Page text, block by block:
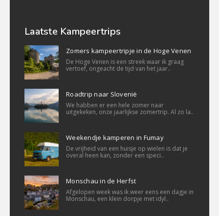
Laatste Kampeertrips
Zomers kampeertripje in de Hoge Venen
De Hoge Venen is een streek waar ik graag
vertoef, ongeacht de tijd van het jaar..
Roadtrip naar Slovenië
We habben er een hele zomer naar
uitgekeken, onze jaarlijkse zomertrip. Al zo la..
Weekendje kamperen in Fumay
De vrijheid van een huisje op wielen is dat je
overal heen kan, zonder een speci..
Monschau in de Herfst
Afgelopen week was ik weer eens een dagje in
Monschau, een klein dorpje met idyl..